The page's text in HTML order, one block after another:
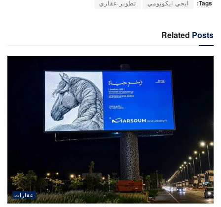
Tags: ايجي ايكونومي تطوير عقاري
Related Posts
عقارات